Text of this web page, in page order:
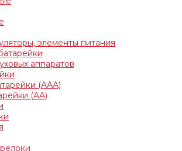
элементы питания
аппаратов
(AAA)
(AA)